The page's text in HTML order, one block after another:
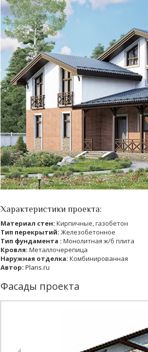
Характеристики проекта:
Материал стен: Кирпичные, газобетон
Тип перекрытий: Железобетонное
Тип фундамента : Монолитная ж/б плита
Кровля: Металлочерепица
Наружная отделка: Комбинированная
Автор: Plans.ru
Фасады проекта